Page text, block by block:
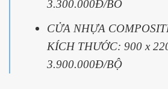
3.300.000Đ/BÔ
CỬA NHỰA
KÍCH THƯỚC: 900 x
3.900.000Đ/BỘ